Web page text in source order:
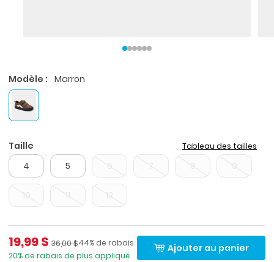
Modèle : Marron
Taille Tableau des tailles
4 5
Prix de solde
19,99 $ Pourcentage de rabais
44% de rabais
Prix ​​de détail suggéré par le fabricant
36,00 $
20% de rabais de plus appliqué
Ajouter au panier